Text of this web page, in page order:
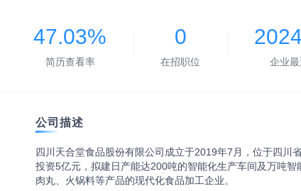
47.03%
简历查看率
0
在招职位 企业
公司描述
四川天合堂食品股份有限公司成立于2019年7月，位于四川
投资5亿元，拟建日产能达200吨的智能化生产车间及万吨
肉丸、火锅料等产品的现代化食品加工企业。